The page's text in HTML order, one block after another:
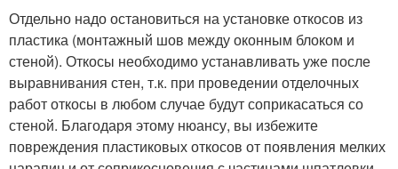
Отдельно надо остановиться на установке откосов из
пластика (монтажный шов между оконным блоком и
стеной). Откосы необходимо устанавливать уже после
выравнивания стен, т.к. при проведении отделочных
работ откосы в любом случае будут соприкасаться со
стеной. Благодаря этому нюансу, вы избежите
повреждения пластиковых откосов от появления мелких